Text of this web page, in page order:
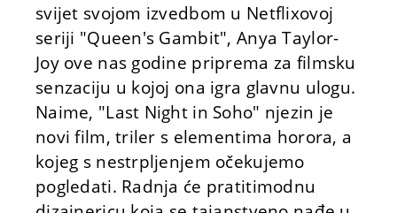
svijet svojom izvedbom u Netflixovoj
seriji "Queen's Gambit", Anya Taylor-
Joy ove nas godine priprema za filmsku
senzaciju u kojoj ona igra glavnu ulogu.
Naime, "Last Night in Soho" njezin je
novi film, triler s elementima horora, a
kojeg s nestrpljenjem očekujemo
pogledati. Radnja će pratitimodnu